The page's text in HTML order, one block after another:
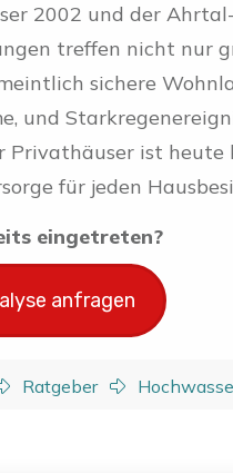
2002 und der Ahrtal-
treffen nicht nur
sichere
und
Privathäuser ist heute
für jeden
eingetreten?
anfragen
Ratgeber